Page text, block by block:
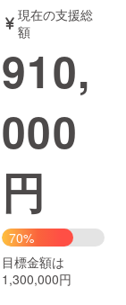
音楽
ゲーム・サ
Creation
ュニティ
現在の支援総
額
910,
000
円
70%
目標金額は
1,300,000円